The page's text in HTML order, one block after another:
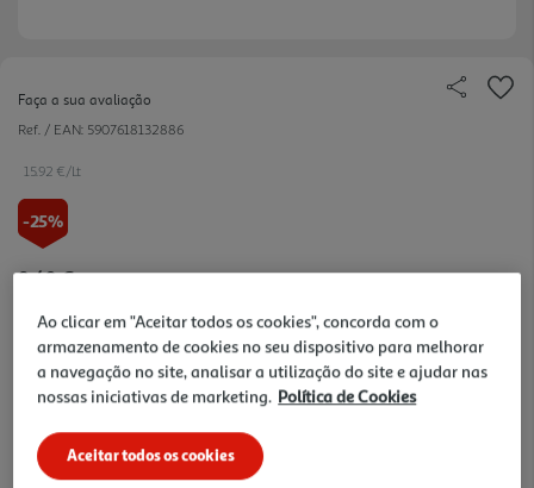
Faça a sua avaliação
Ref. / EAN: 5907618132886
15.92 €/Lt
-25%
Price reduced from
8,49 €to
Notas de preparação
Ao clicar em "Aceitar todos os cookies", concorda com o
armazenamento de cookies no seu dispositivo para melhorar
a navegação no site, analisar a utilização do site e ajudar nas
nossas iniciativas de marketing. Política de Cookies
Aceitar todos os cookies